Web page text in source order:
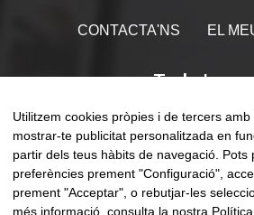
CONTACTA'NS EL
Troba'ns
CA
Utilitzem cookies pròpies i de tercers
mostrar-te publicitat personalitzada en
partir dels teus hàbits de navegació. Pots
preferències prement "Configuració",
prement "Acceptar", o rebutjar-les
més informació, consulta la nostra